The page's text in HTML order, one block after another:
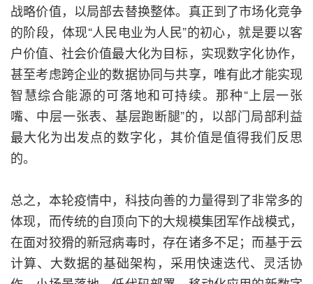
战略价值，以局部去替换整体。真正到了市场化竞争
的阶段，体现“人民电业为人民”的初心，就是要以客
户价值、社会价值最大化为目标，实现数字化协作，
甚至考虑跨企业的数据协同与共享，唯有此才能实现
智慧综合能源的可落地和可持续。那种“上层一张
嘴、中层一张表、基层跑断腿”的，以部门局部利益
最大化为出发点的数字化，其价值是值得我们反思
的。
总之，本轮疫情中，科技向善的力量得到了非常多的
体现，而传统的自顶向下的大规模集团军作战模式，
在面对狡猾的新冠病毒时，存在诸多不足；而基于云
计算、大数据的基础架构，采用快速迭代、灵活协